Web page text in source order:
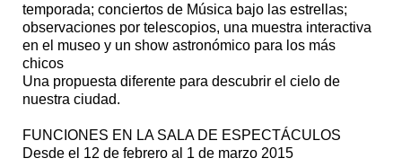
temporada; conciertos de Música bajo las estrellas;
observaciones por telescopios, una muestra interactiva
en el museo y un show astronómico para los más
chicos
Una propuesta diferente para descubrir el cielo de
nuestra ciudad.
FUNCIONES EN LA SALA DE ESPECTÁCULOS
Desde el 12 de febrero al 1 de marzo 2015